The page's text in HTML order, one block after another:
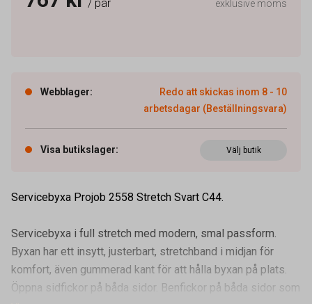
/ par exklusive moms
Webblager:
Redo att skickas inom 8 - 10
arbetsdagar (Beställningsvara)
Visa butikslager: Välj butik
Servicebyxa Projob 2558 Stretch Svart C44.
Servicebyxa i full stretch med modern, smal passform.
Byxan har ett insytt, justerbart, stretchband i midjan för
komfort, även gummerad kant för att hålla byxan på plats.
Öppna sidfickor på båda sidor. Benfickor på båda sidor som
Artikelnummer 91127047